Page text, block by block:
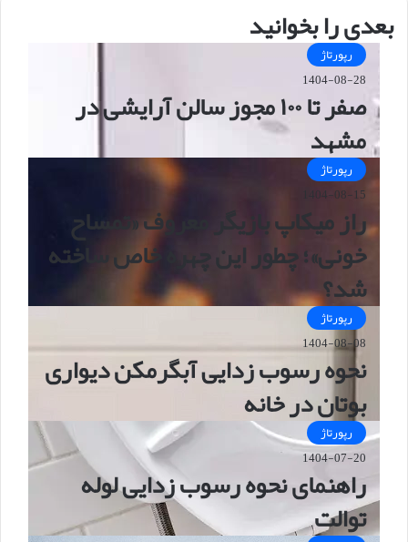
بعدی را بخوانید
رپورتاژ
1404-08-28
صفر تا ۱۰۰ مجوز سالن آرایشی در
مشهد
رپورتاژ
1404-08-15
راز میکاپ بازیگر معروف «تمساح
خونی»؛ چطور این چهره خاص ساخته
شد؟
رپورتاژ
1404-08-08
نحوه رسوب زدایی آبگرمکن دیواری
بوتان در خانه
رپورتاژ
1404-07-20
راهنمای نحوه رسوب زدایی لوله
توالت